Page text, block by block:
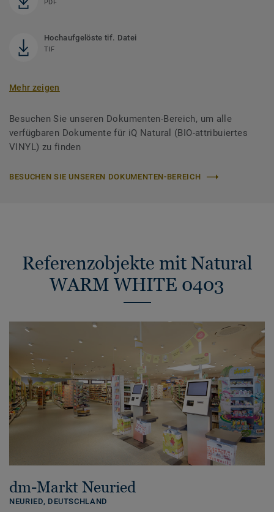
PDF
Hochaufgelöste tif. Datei
TIF
Mehr zeigen
Besuchen Sie unseren Dokumenten-Bereich, um alle
verfügbaren Dokumente für iQ Natural (BIO-attribuiertes
VINYL) zu finden
BESUCHEN SIE UNSEREN DOKUMENTEN-BEREICH
Referenzobjekte mit Natural
WARM WHITE 0403
dm-Markt Neuried
NEURIED, DEUTSCHLAND